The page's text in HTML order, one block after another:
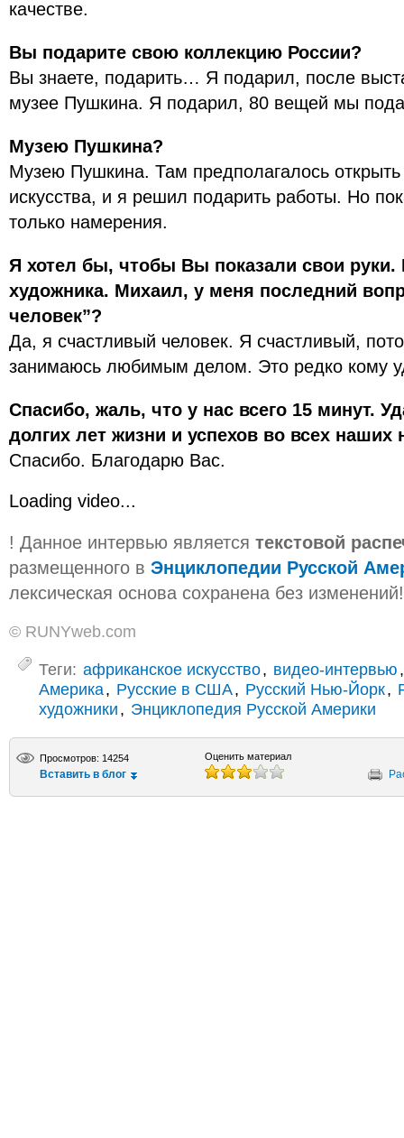
качестве.
Вы подарите свою коллекцию России?
Вы знаете, подарить… Я подарил, после
музее Пушкина. Я подарил, 80 вещей мы
Музею Пушкина?
Музею Пушкина. Там предполагалось открыть
искусства, и я решил подарить работы. Но
только намерения.
Я хотел бы, чтобы Вы показали свои руки.
художника. Михаил, у меня последний
человек”?
Да, я счастливый человек. Я счастливый,
занимаюсь любимым делом. Это редко кому
Спасибо, жаль, что у нас всего 15 минут.
долгих лет жизни и успехов во всех наших
Спасибо. Благодарю Вас.
Loading video...
! Данное интервью является текстовой
размещенного в Энциклопедии Русской
лексическая основа сохранена без изменений!
© RUNYweb.com
Теги: африканское искусство, видео-интервью
Америка, Русские в США, Русский Нью-Йорк,
художники, Энциклопедия Русской Америки
Просмотров: 14254
Вставить в блог
Оценить материал